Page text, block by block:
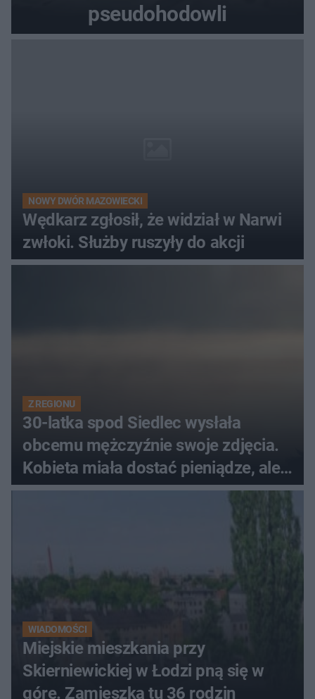
pseudohodowli
NOWY DWÓR MAZOWIECKI
Wędkarz zgłosił, że widział w Narwi
zwłoki. Służby ruszyły do akcji
Z REGIONU
30-latka spod Siedlec wysłała
obcemu mężczyźnie swoje zdjęcia.
Kobieta miała dostać pieniądze, ale
została oszukana!
WIADOMOŚCI
Miejskie mieszkania przy
Skierniewickiej w Łodzi pną się w
górę. Zamieszka tu 36 rodzin